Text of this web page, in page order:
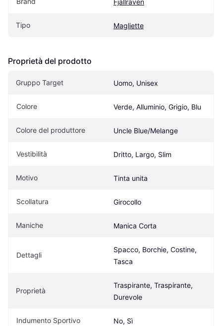
Fjällräven
Tipo Magliette
Proprietà del prodotto
Gruppo Target Uomo, Unisex
Colore Verde, Alluminio, Grigio, Blu
Colore del produttore Uncle Blue/Melange
Vestibilità Dritto, Largo, Slim
Motivo Tinta unita
Scollatura Girocollo
Maniche Manica Corta
Dettagli
Spacco, Borchie, Costine,
Tasca
Proprietà
Traspirante, Traspirante,
Durevole
Indumento Sportivo No, Sì